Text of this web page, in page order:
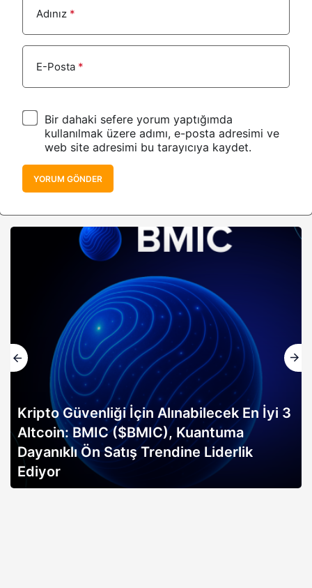
Adınız *
E-Posta *
Bir dahaki sefere yorum yaptığımda
kullanılmak üzere adımı, e-posta adresimi ve
web site adresimi bu tarayıcıya kaydet.
YORUM GÖNDER
Kripto Güvenliği İçin Alınabilecek En İyi 3
Altcoin: BMIC ($BMIC), Kuantuma
Dayanıklı Ön Satış Trendine Liderlik
Ediyor